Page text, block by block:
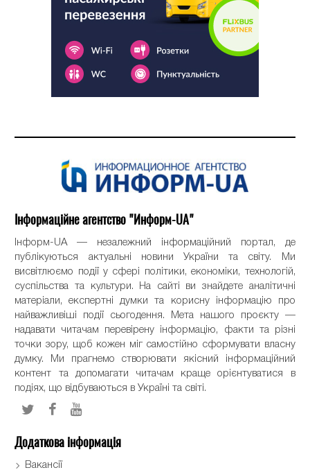
Інформаційне агентство "Информ-UA"
Інформ-UA — незалежний інформаційний портал, де
публікуються актуальні новини України та світу. Ми
висвітлюємо події у сфері політики, економіки, технологій,
суспільства та культури. На сайті ви знайдете аналітичні
матеріали, експертні думки та корисну інформацію про
найважливіші події сьогодення. Мета нашого проєкту —
надавати читачам перевірену інформацію, факти та різні
точки зору, щоб кожен міг самостійно сформувати власну
думку. Ми прагнемо створювати якісний інформаційний
контент та допомагати читачам краще орієнтуватися в
подіях, що відбуваються в Україні та світі.
Додаткова інформація
Вакансії